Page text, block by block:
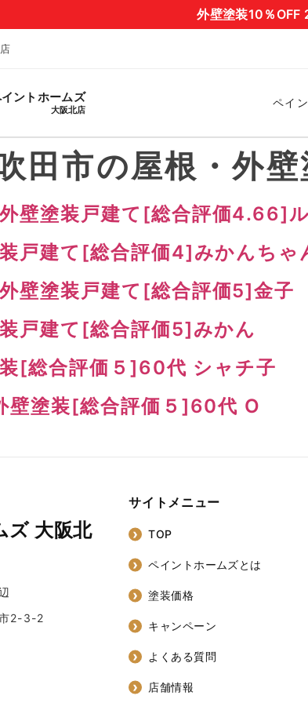
外壁塗装10％
ントホームズ
大阪北店
ペイ
田市の屋根・外
壁塗装戸建て[総合評価4.66]
戸建て[総合評価4]みかんちゃ
壁塗装戸建て[総合評価5]金子
戸建て[総合評価5]みかん
[総合評価５]60代 シャチ子
壁塗装[総合評価５]60代 O
ズ 大阪北
2-3-2
サイトメニュー
TOP
ペイントホームズとは
塗装価格
キャンペーン
よくある質問
店舗情報